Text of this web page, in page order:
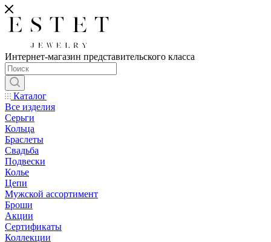
Интернет-магазин представительского класса
Каталог
Все изделия
Серьги
Кольца
Браслеты
Свадьба
Подвески
Колье
Цепи
Мужской ассортимент
Броши
Акции
Сертификаты
Коллекции